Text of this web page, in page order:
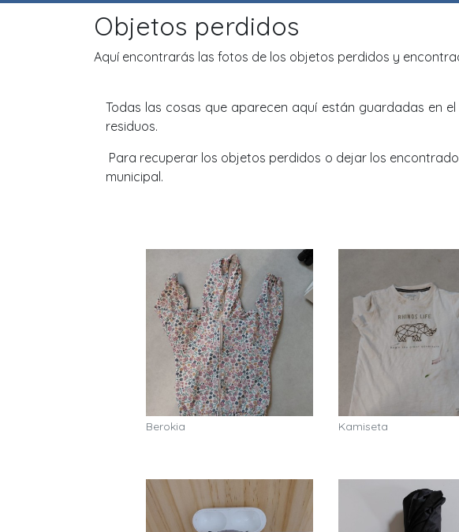
Objetos perdidos
Aquí encontrarás las fotos de los objetos perdidos y
Todas las cosas que aparecen aquí están guardadas en
residuos.
Para recuperar los objetos perdidos o dejar los
municipal.
Berokia Kamiseta